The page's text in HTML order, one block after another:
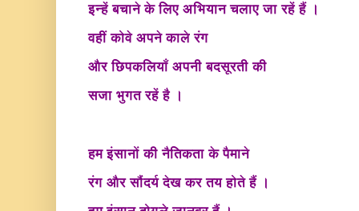
इन्हें बचाने के लिए अभियान चलाए जा रहें हैं ।
वहीं कोवे अपने काले रंग
और छिपकलियाँ अपनी बदसूरती की
सजा भुगत रहें है ।
हम इंसानों की नैतिकता के पैमाने
रंग और सौंदर्य देख कर तय होते हैं ।